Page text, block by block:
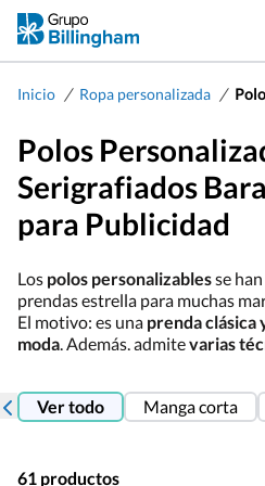
Inicio / Ropa personalizada /
Polos
Serigrafiados
para Publicidad
Los polos personalizablesse
prendas estrella para muchas
El motivo: es una prenda clásica
moda. Además, admitevarias
bordados personalizados, una
elegante. Dentro de nuestro
públicos. En Grupo Billingham
Ver todo Manga corta
61 productos